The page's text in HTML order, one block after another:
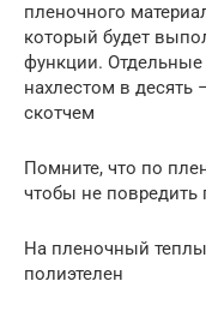
пленочного
который будет
функции.
нахлестом в десять
скотчем
Помните, что по
чтобы не повредить
На пленочный
полиэтелен